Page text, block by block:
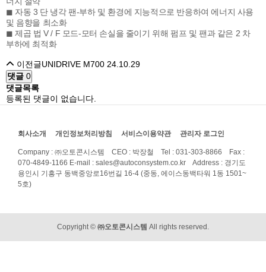
◼ 자동 3 단 냉각 팬-부하 및 환경에 지능적으로 반응하여 에너지 사용
및 음향을 최소화
◼ 제곱 법 V / F 모드-모터 손실을 줄이기 위해 펌프 및 팬과 같은 2 차
부하에 최적화
이전글UNIDRIVE M700 24.10.29
댓글 0
댓글목록
등록된 댓글이 없습니다.
회사소개 개인정보처리방침 서비스이용약관 관리자 로그인
Company : ㈜오토콘시스템 CEO : 박장철 Tel : 031-303-8866 Fax :
070-4849-1166 E-mail : sales@autoconsystem.co.kr Address : 경기도
용인시 기흥구 동백중앙로16번길 16-4 (중동, 에이스동백타워 1동 1501~
5호)
Copyright © ㈜오토콘시스템 All rights reserved.